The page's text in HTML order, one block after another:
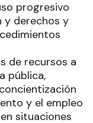
progresivo
y derechos y
de recursos a
pública,
y el empleo
situaciones